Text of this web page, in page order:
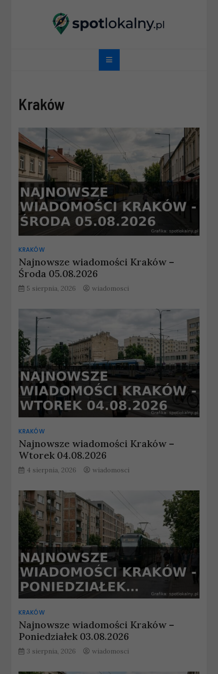
spotlokalny.pl
Kraków
KRAKÓW
Najnowsze wiadomości Kraków –
Środa 05.08.2026
5 sierpnia, 2026 wiadomosci
KRAKÓW
Najnowsze wiadomości Kraków –
Wtorek 04.08.2026
4 sierpnia, 2026 wiadomosci
KRAKÓW
Najnowsze wiadomości Kraków –
Poniedziałek 03.08.2026
3 sierpnia, 2026 wiadomosci